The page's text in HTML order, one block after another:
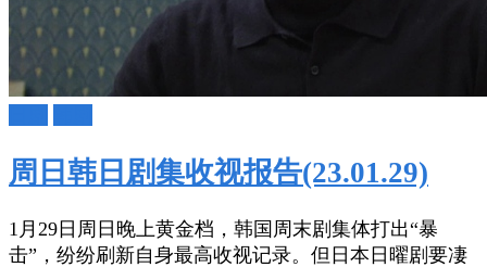
周日韩日剧集收视报告(23.01.29)
1月29日周日晚上黄金档，韩国周末剧集体打出“暴
击”，纷纷刷新自身最高收视记录。但日本日曜剧要凄